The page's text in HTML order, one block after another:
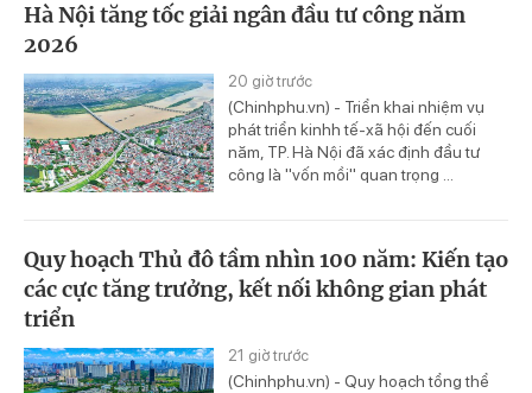
Hà Nội tăng tốc giải ngân đầu tư công năm
2026
20 giờ trước
(Chinhphu.vn) - Triển khai nhiệm vụ
phát triển kinhh tế-xã hội đến cuối
năm, TP. Hà Nội đã xác định đầu tư
công là "vốn mồi" quan trọng ...
Quy hoạch Thủ đô tầm nhìn 100 năm: Kiến tạo
các cực tăng trưởng, kết nối không gian phát
triển
21 giờ trước
(Chinhphu.vn) - Quy hoạch tổng thể